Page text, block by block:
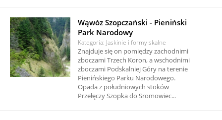
Wąwóz Szopczański - Pieniński
Park Narodowy
Kategoria: Jaskinie i formy skalne
Znajduje się on pomiędzy zachodnimi
zboczami Trzech Koron, a wschodnimi
zboczami Podskalniej Góry na terenie
Pienińskiego Parku Narodowego.
Opada z południowych stoków
Przełęczy Szopka do Sromowiec...